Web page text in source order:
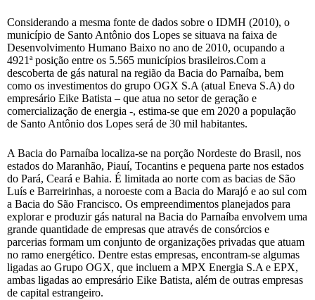
Considerando a mesma fonte de dados sobre o IDMH (2010), o
município de Santo Antônio dos Lopes se situava na faixa de
Desenvolvimento Humano Baixo no ano de 2010, ocupando a
4921ª posição entre os 5.565 municípios brasileiros.Com a
descoberta de gás natural na região da Bacia do Parnaíba, bem
como os investimentos do grupo OGX S.A (atual Eneva S.A) do
empresário Eike Batista – que atua no setor de geração e
comercialização de energia -, estima-se que em 2020 a população
de Santo Antônio dos Lopes será de 30 mil habitantes.
A Bacia do Parnaíba localiza-se na porção Nordeste do Brasil, nos
estados do Maranhão, Piauí, Tocantins e pequena parte nos estados
do Pará, Ceará e Bahia. É limitada ao norte com as bacias de São
Luís e Barreirinhas, a noroeste com a Bacia do Marajó e ao sul com
a Bacia do São Francisco. Os empreendimentos planejados para
explorar e produzir gás natural na Bacia do Parnaíba envolvem uma
grande quantidade de empresas que através de consórcios e
parcerias formam um conjunto de organizações privadas que atuam
no ramo energético. Dentre estas empresas, encontram-se algumas
ligadas ao Grupo OGX, que incluem a MPX Energia S.A e EPX,
ambas ligadas ao empresário Eike Batista, além de outras empresas
de capital estrangeiro.